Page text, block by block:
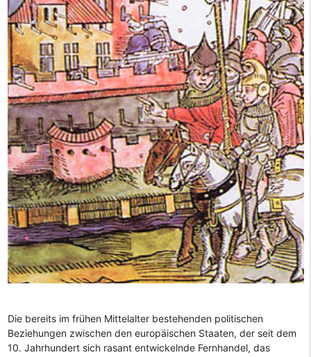
Die bereits im frühen Mittelalter bestehenden politischen
Beziehungen zwischen den europäischen Staaten, der seit dem
10. Jahrhundert sich rasant entwickelnde Fernhandel, das